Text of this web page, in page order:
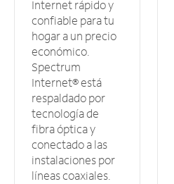
Internet rápido y
confiable para tu
hogar a un precio
económico.
Spectrum
Internet® está
respaldado por
tecnología de
fibra óptica y
conectado a las
instalaciones por
líneas coaxiales.